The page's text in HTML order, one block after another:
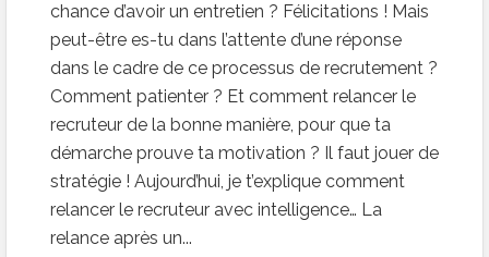
chance d’avoir un entretien ? Félicitations ! Mais
peut-être es-tu dans l’attente d’une réponse
dans le cadre de ce processus de recrutement ?
Comment patienter ? Et comment relancer le
recruteur de la bonne manière, pour que ta
démarche prouve ta motivation ? Il faut jouer de
stratégie ! Aujourd’hui, je t’explique comment
relancer le recruteur avec intelligence… La
relance après un...